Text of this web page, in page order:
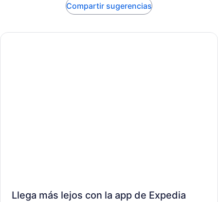
Compartir sugerencias
Llega más lejos con la app de Expedia